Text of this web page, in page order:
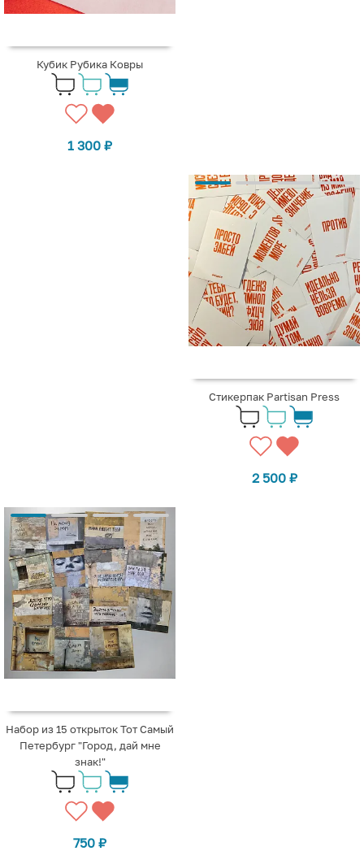
Кубик Рубика Ковры
1 300 ₽
Стикерпак Partisan Press
2 500 ₽
Набор из 15 открыток Тот Самый
Петербург "Город, дай мне
знак!"
750 ₽